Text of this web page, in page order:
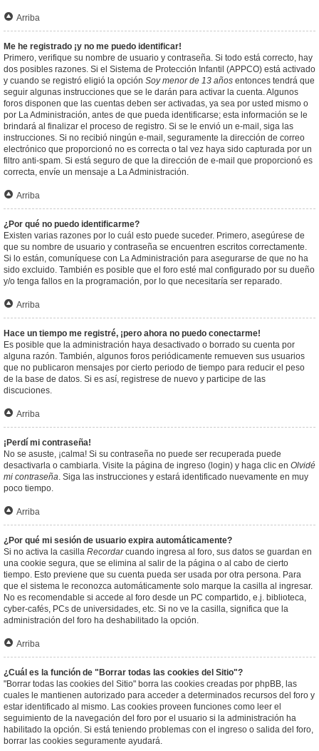
Arriba
Me he registrado ¡y no me puedo identificar!
Primero, verifique su nombre de usuario y contraseña. Si todo está correcto, hay
dos posibles razones. Si el Sistema de Protección Infantil (APPCO) está activado
y cuando se registró eligió la opción Soy menor de 13 años entonces tendrá que
seguir algunas instrucciones que se le darán para activar la cuenta. Algunos
foros disponen que las cuentas deben ser activadas, ya sea por usted mismo o
por La Administración, antes de que pueda identificarse; esta información se le
brindará al finalizar el proceso de registro. Si se le envió un e-mail, siga las
instrucciones. Si no recibió ningún e-mail, seguramente la dirección de correo
electrónico que proporcionó no es correcta o tal vez haya sido capturada por un
filtro anti-spam. Si está seguro de que la dirección de e-mail que proporcionó es
correcta, envíe un mensaje a La Administración.
Arriba
¿Por qué no puedo identificarme?
Existen varias razones por lo cuál esto puede suceder. Primero, asegúrese de
que su nombre de usuario y contraseña se encuentren escritos correctamente.
Si lo están, comuníquese con La Administración para asegurarse de que no ha
sido excluido. También es posible que el foro esté mal configurado por su dueño
y/o tenga fallos en la programación, por lo que necesitaría ser reparado.
Arriba
Hace un tiempo me registré, ¡pero ahora no puedo conectarme!
Es posible que la administración haya desactivado o borrado su cuenta por
alguna razón. También, algunos foros periódicamente remueven sus usuarios
que no publicaron mensajes por cierto periodo de tiempo para reducir el peso
de la base de datos. Si es así, registrese de nuevo y participe de las
discuciones.
Arriba
¡Perdí mi contraseña!
No se asuste, ¡calma! Si su contraseña no puede ser recuperada puede
desactivarla o cambiarla. Visite la página de ingreso (login) y haga clic en Olvidé
mi contraseña. Siga las instrucciones y estará identificado nuevamente en muy
poco tiempo.
Arriba
¿Por qué mi sesión de usuario expira automáticamente?
Si no activa la casilla Recordarcuando ingresa al foro, sus datos se guardan en
una cookie segura, que se elimina al salir de la página o al cabo de cierto
tiempo. Esto previene que su cuenta pueda ser usada por otra persona. Para
que el sistema le reconozca automáticamente solo marque la casilla al ingresar.
No es recomendable si accede al foro desde un PC compartido, e.j. biblioteca,
cyber-cafés, PCs de universidades, etc. Si no ve la casilla, significa que la
administración del foro ha deshabilitado la opción.
Arriba
¿Cuál es la función de "Borrar todas las cookies del Sitio"?
"Borrar todas las cookies del Sitio" borra las cookies creadas por phpBB, las
cuales le mantienen autorizado para acceder a determinados recursos del foro y
estar identificado al mismo. Las cookies proveen funciones como leer el
seguimiento de la navegación del foro por el usuario si la administración ha
habilitado la opción. Si está teniendo problemas con el ingreso o salida del foro,
borrar las cookies seguramente ayudará.